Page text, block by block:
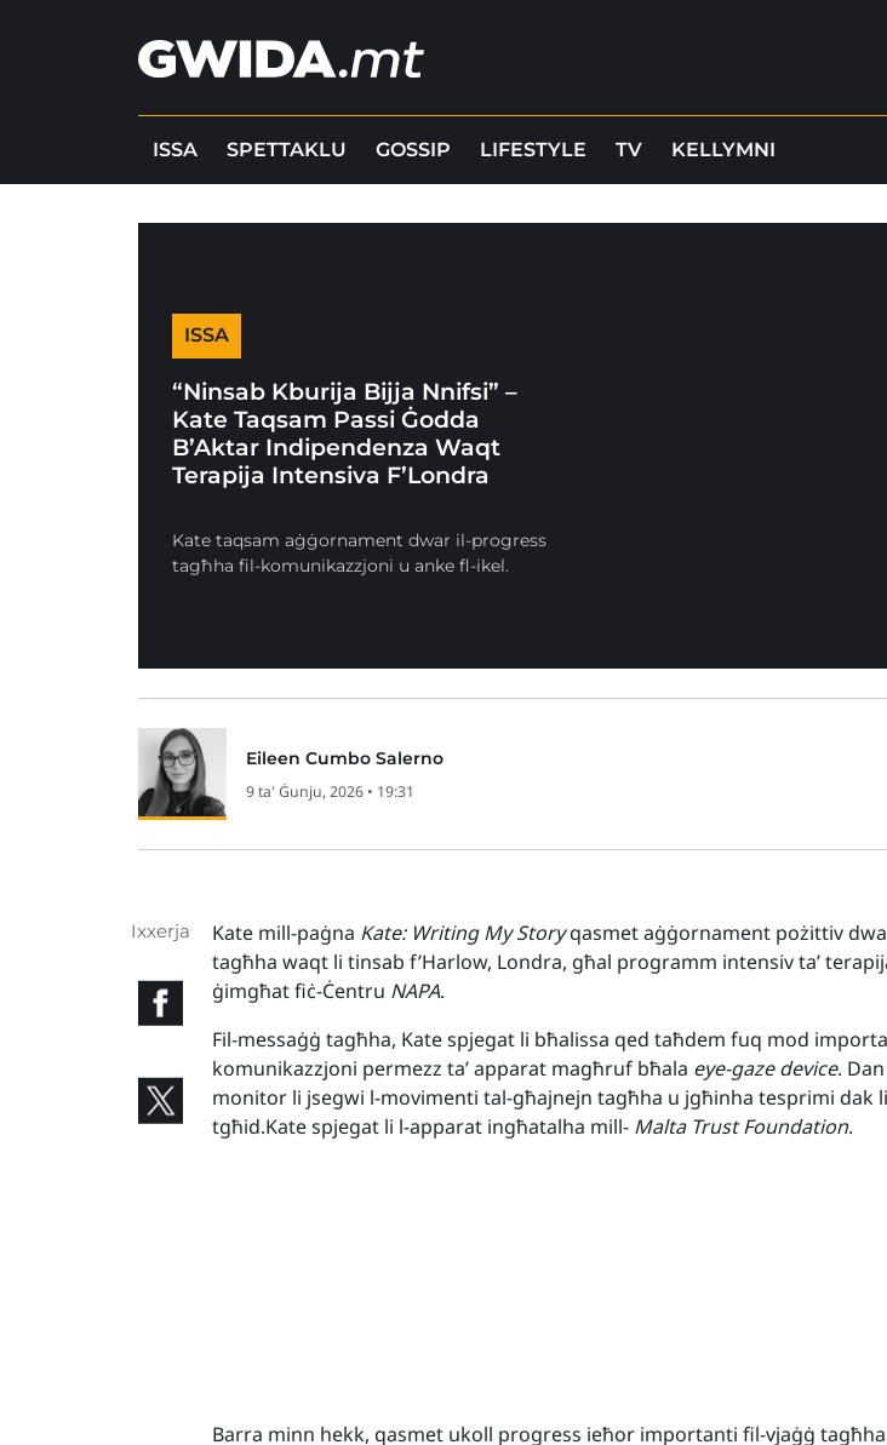
ISSA SPETTAKLU GOSSIP LIFESTYLE TV KELLYMNI
ISSA
“Ninsab Kburija Bijja Nnifsi” –
Kate Taqsam Passi Ġodda
B’Aktar Indipendenza Waqt
Terapija Intensiva F’Londra
Kate taqsam aġġornament dwar il-progress
tagħha fil-komunikazzjoni u anke fl-ikel.
Eileen Cumbo Salerno
9 ta' Ġunju, 2026 • 19:31
Ixxerja Kate mill-paġna Kate: Writing My Storyqasmet aġġornament pożittiv
tagħha waqt li tinsab f’Harlow, Londra, għal programm intensiv ta’
ġimgħat fiċ-Ċentru NAPA.
Fil-messaġġ tagħha, Kate spjegat li bħalissa qed taħdem fuq mod
komunikazzjoni permezz ta’ apparat magħruf bħala eye-gaze device.
monitor li jsegwi l-movimenti tal-għajnejn tagħha u jgħinha tesprimi dak
tgħid.Kate spjegat li l-apparat ingħatalha mill- Malta Trust Foundation.
Barra minn hekk, qasmet ukoll progress ieħor importanti fil-vjaġġ